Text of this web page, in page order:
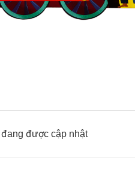
được cập nhật